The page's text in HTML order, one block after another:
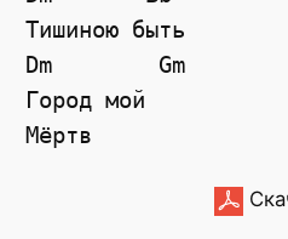
Тишиною быть
Dm        Gm
Город мой